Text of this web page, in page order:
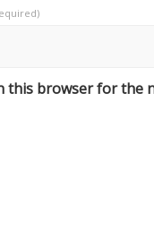
this browser for the